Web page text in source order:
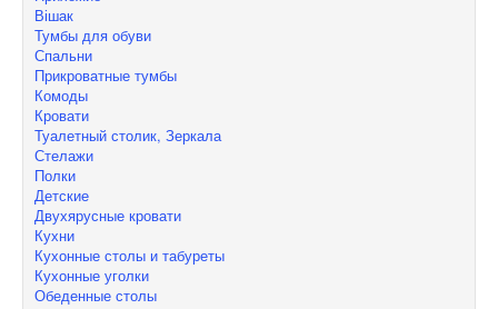
Вішак
Тумбы для обуви
Спальни
Прикроватные тумбы
Комоды
Кровати
Туалетный столик, Зеркала
Стелажи
Полки
Детские
Двухярусные кровати
Кухни
Кухонные столы и табуреты
Кухонные уголки
Обеденные столы